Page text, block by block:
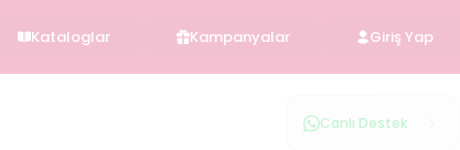
Kataloglar Kampanyalar Giriş Yap
Canlı Destek